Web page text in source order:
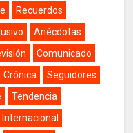
Recuerdos
Anécdotas
Comunicado
Crónica
Seguidores
Tendencia
Internacional